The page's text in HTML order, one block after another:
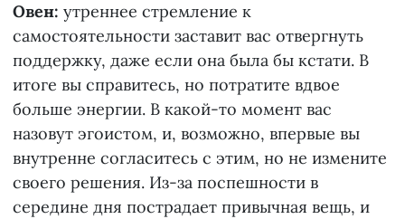
Овен: утреннее стремление к
самостоятельности заставит вас отвергнуть
поддержку, даже если она была бы кстати. В
итоге вы справитесь, но потратите вдвое
больше энергии. В какой-то момент вас
назовут эгоистом, и, возможно, впервые вы
внутренне согласитесь с этим, но не измените
своего решения. Из-за поспешности в
середине дня пострадает привычная вещь, и